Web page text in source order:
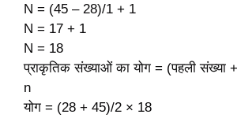
N = (45 – 28)/1 + 1
N = 17 + 1
N = 18
प्राकृतिक संख्याओं का योग = (पहली संख्या
n
योग = (28 + 45)/2 × 18